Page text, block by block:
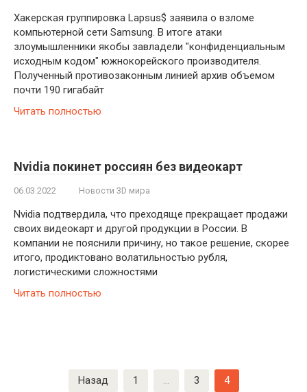
Хакерская группировка Lapsus$ заявила о взломе
компьютерной сети Samsung. В итоге атаки
злоумышленники якобы завладели "конфиденциальным
исходным кодом" южнокорейского производителя.
Полученный противозаконным линией архив объемом
почти 190 гигабайт
Читать полностью
Nvidia покинет россиян без видеокарт
06.03.2022 Новости 3D мира
Nvidia подтвердила, что преходяще прекращает продажи
своих видеокарт и другой продукции в России. В
компании не пояснили причину, но такое решение, скорее
итого, продиктовано волатильностью рубля,
логистическими сложностями
Читать полностью
Назад 1 … 3 4